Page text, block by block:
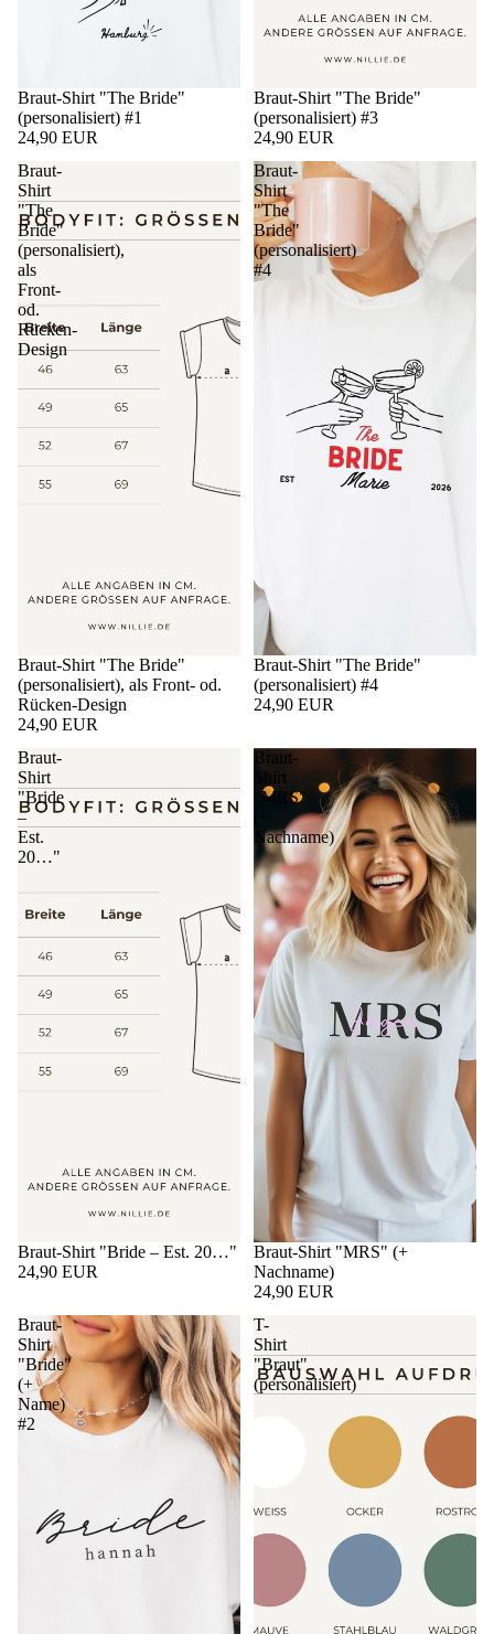
Braut-Shirt "The Bride"
(personalisiert) #1
24,90 EUR
Braut-Shirt "The Bride"
(personalisiert) #3
24,90 EUR
Braut-
Shirt
"The
Bride"
(personalisiert),
als
Front-
od.
Rücken-
Design
Braut-Shirt "The Bride"
(personalisiert), als Front- od.
Rücken-Design
24,90 EUR
Braut-
Shirt
"The
Bride"
(personalisiert)
#4
Braut-Shirt "The Bride"
(personalisiert) #4
24,90 EUR
Braut-
Shirt
"Bride
–
Est.
20…"
Braut-Shirt "Bride – Est. 20…"
24,90 EUR
Braut-
Shirt
"MRS"
Nachname)
Braut-Shirt "MRS" (+
Nachname)
24,90 EUR
Braut-
Shirt
"Bride"
(+
Name)
#2
T-
Shirt
"Braut"
(personalisiert)